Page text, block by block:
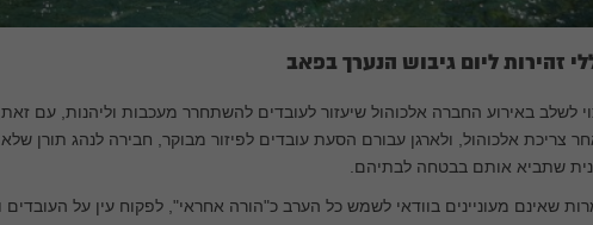
זהירות ליום גיבוש הנערך בפאב
לשלב באירוע החברה אלכוהול שיעזור לעובדים להשתחרר מעכבות וליהנות, עם
צריכת אלכוהול, ולארגן עבורם הסעת עובדים לפיזור מבוקר, חבירה לנהג תורן
שתביא אותם בבטחה לבתיהם.
שאינם מעוניינים בוודאי לשמש כל הערב כ"הורה אחראי", לפקוח עין על